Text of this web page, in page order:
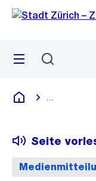
Navigation
Sprunglink
Menü
Deutsch
Seite